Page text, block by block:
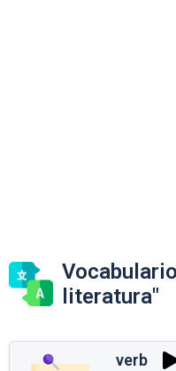
literatura"
verb